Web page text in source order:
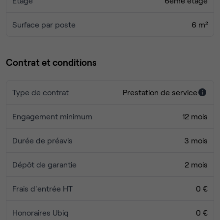
Surface par poste 6 m²
Contrat et conditions
Type de contrat Prestation de service
Engagement minimum 12 mois
Durée de préavis 3 mois
Dépôt de garantie 2 mois
Frais d'entrée HT 0 €
Honoraires Ubiq 0 €